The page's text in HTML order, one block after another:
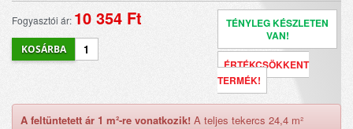
Fogyasztói ár: 10 354 Ft
TÉNYLEG KÉSZLETEN
VAN!
ÉRTÉKCSÖKKENT
TERMÉK!
A feltüntetett ár 1 m²-re vonatkozik! A teljes tekercs 24,4 m²